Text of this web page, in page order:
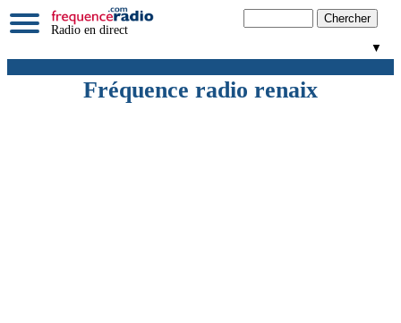
Radio en direct
▼
Fréquence radio renaix